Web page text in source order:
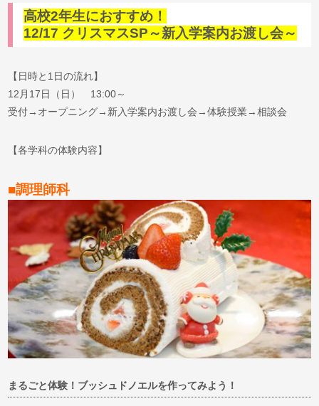
高校2年生におすすめ！
12/17 クリスマスSP～新入学案内お渡し会～
【日時と1日の流れ】
12月17日（日） 13:00～
受付→オープニング→新入学案内お渡し会→体験授業→相談会
【各学科の体験内容】
■調理師科
まるごと体験！ブッシュドノエルを作ってみよう！